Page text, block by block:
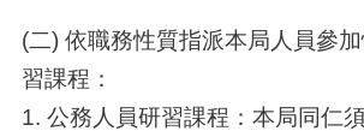
(二) 依職務性質指派本局人員參
習課程：
1. 公務人員研習課程：本局同仁